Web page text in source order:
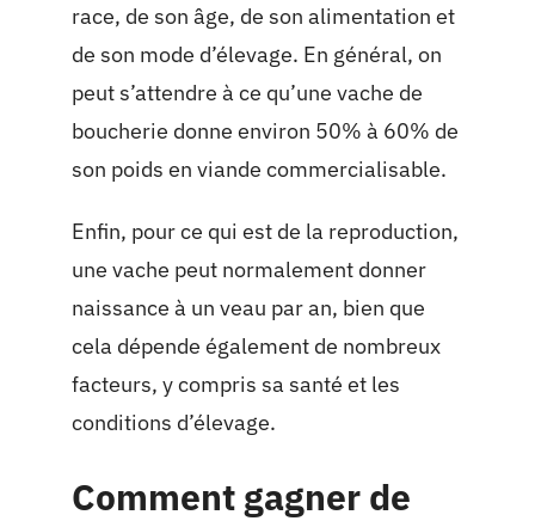
race, de son âge, de son alimentation et
de son mode d’élevage. En général, on
peut s’attendre à ce qu’une vache de
boucherie donne environ 50% à 60% de
son poids en viande commercialisable.
Enfin, pour ce qui est de la reproduction,
une vache peut normalement donner
naissance à un veau par an, bien que
cela dépende également de nombreux
facteurs, y compris sa santé et les
conditions d’élevage.
Comment gagner de